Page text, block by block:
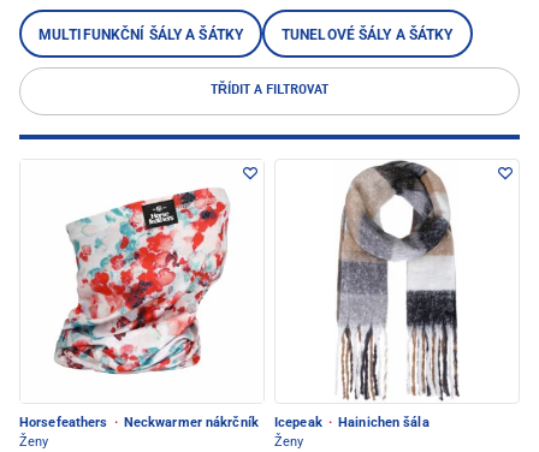
MULTIFUNKČNÍ ŠÁLY A ŠÁTKY TUNELOVÉ ŠÁLY A ŠÁTKY
TŘÍDIT A FILTROVAT
Horsefeathers · Neckwarmer nákrčník
Ženy
Icepeak · Hainichen šála
Ženy